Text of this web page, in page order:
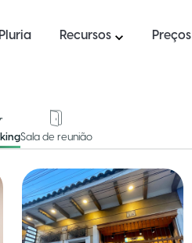
Recursos Preços
Sala de reunião